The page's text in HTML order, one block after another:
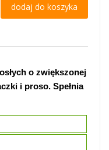
dodaj do koszyka
o zwiększonej
i proso. Spełnia